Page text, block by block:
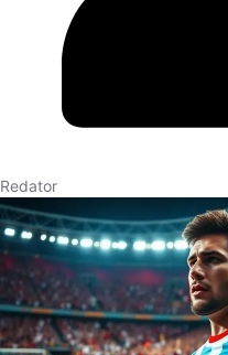
Redator